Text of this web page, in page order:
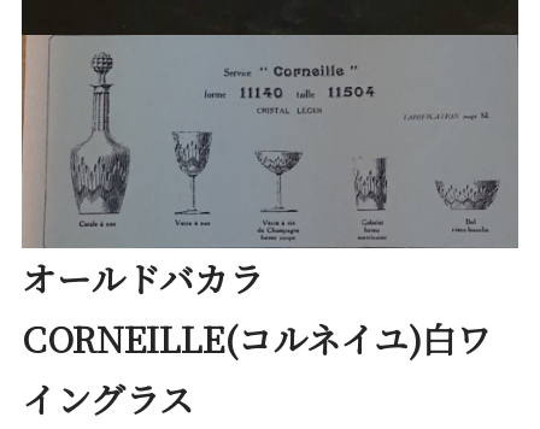
オールドバカラ
CORNEILLE(コルネイユ)白ワ
イングラス